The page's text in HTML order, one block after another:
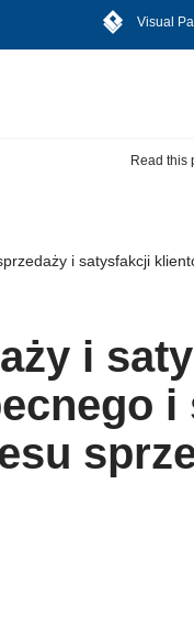
Visual
Read this
i satysfakcji
i
i